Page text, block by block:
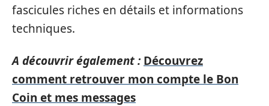
fascicules riches en détails et informations
techniques.
A découvrir également : Découvrez
comment retrouver mon compte le Bon
Coin et mes messages